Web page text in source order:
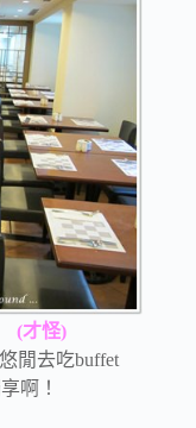
(才怪)
閒去吃buffet
啊！